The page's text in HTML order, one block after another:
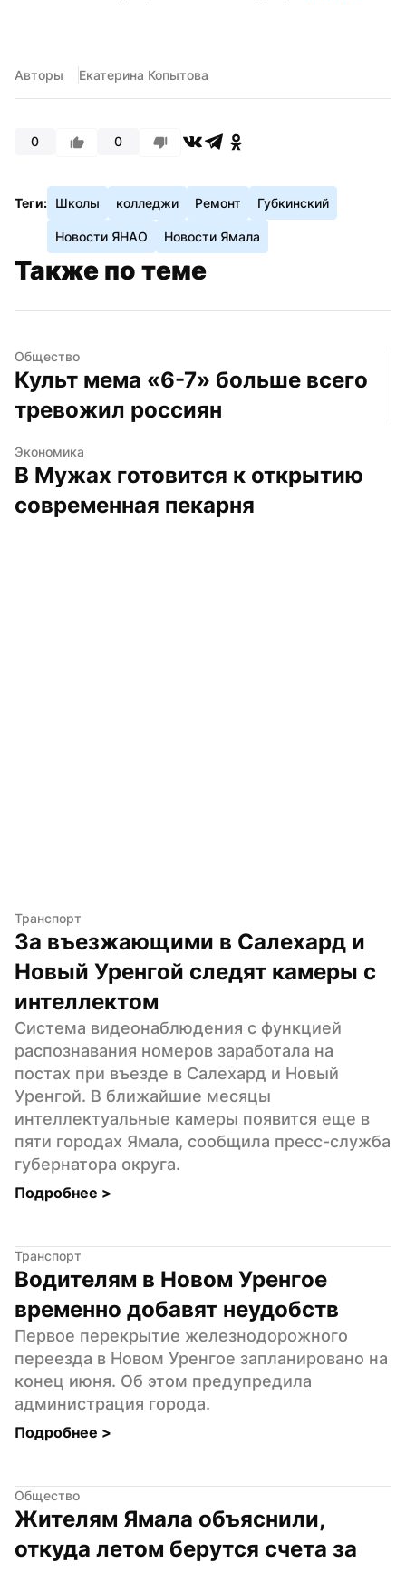
Авторы Екатерина Копытова
0 0
Теги: Школы колледжи Ремонт Губкинский
Новости ЯНАО Новости Ямала
Также по теме
Общество
Культ мема «6-7» больше всего
тревожил россиян
Экономика
В Мужах готовится к открытию
современная пекарня
Транспорт
За въезжающими в Салехард и
Новый Уренгой следят камеры с
интеллектом
Система видеонаблюдения с функцией
распознавания номеров заработала на
постах при въезде в Салехард и Новый
Уренгой. В ближайшие месяцы
интеллектуальные камеры появится еще в
пяти городах Ямала, сообщила пресс-служба
губернатора округа.
Подробнее >
Транспорт
Водителям в Новом Уренгое
временно добавят неудобств
Первое перекрытие железнодорожного
переезда в Новом Уренгое запланировано на
конец июня. Об этом предупредила
администрация города.
Подробнее >
Общество
Жителям Ямала объяснили,
откуда летом берутся счета за